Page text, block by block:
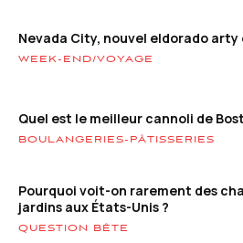
Nevada City, nouvel eldorado
WEEK-END/VOYAGE
Quel est le meilleur cannoli de
BOULANGERIES-PÂTISSERIES
Pourquoi voit-on rarement des
jardins aux États-Unis ?
QUESTION BÊTE